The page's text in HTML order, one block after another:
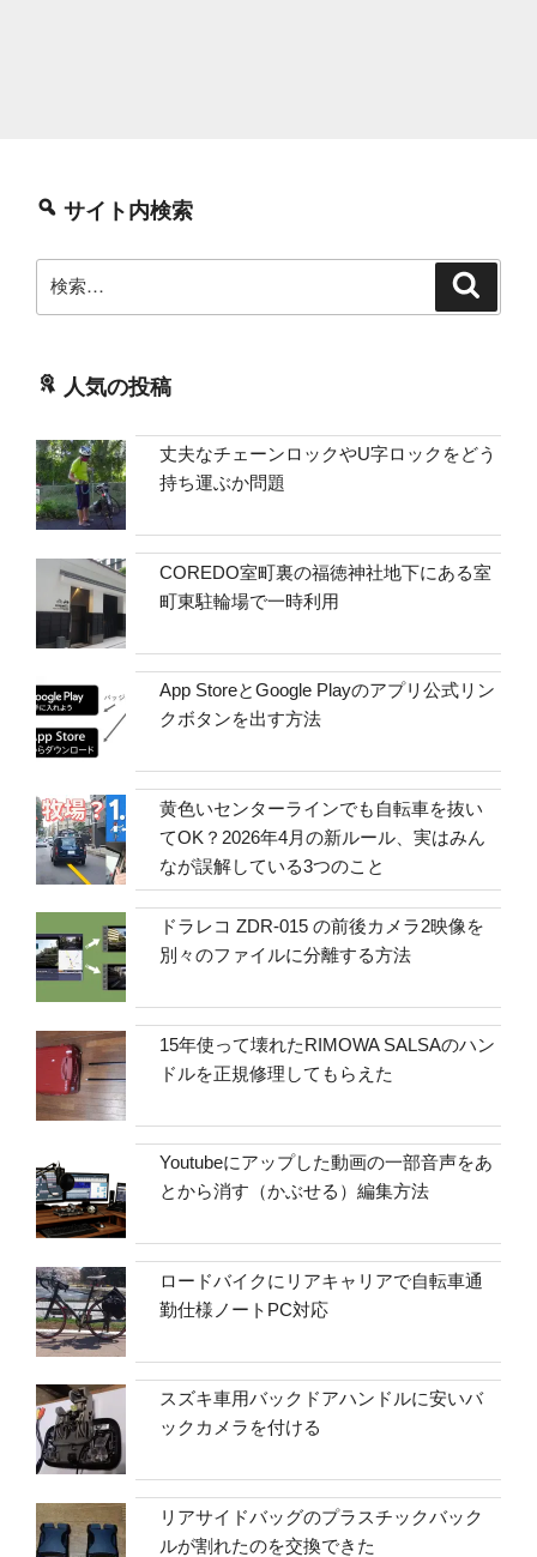
サイト内検索
索:
人気の投稿
丈夫なチェーンロックやU字ロックをどう
持ち運ぶか問題
COREDO室町裏の福徳神社地下にある室
町東駐輪場で一時利用
App StoreとGoogle Playのアプリ公式リン
クボタンを出す方法
黄色いセンターラインでも自転車を抜い
てOK？2026年4月の新ルール、実はみん
なが誤解している3つのこと
ドラレコ ZDR-015 の前後カメラ2映像を
別々のファイルに分離する方法
15年使って壊れたRIMOWA SALSAのハン
ドルを正規修理してもらえた
Youtubeにアップした動画の一部音声をあ
とから消す（かぶせる）編集方法
ロードバイクにリアキャリアで自転車通
勤仕様ノートPC対応
スズキ車用バックドアハンドルに安いバ
ックカメラを付ける
リアサイドバッグのプラスチックバック
ルが割れたのを交換できた